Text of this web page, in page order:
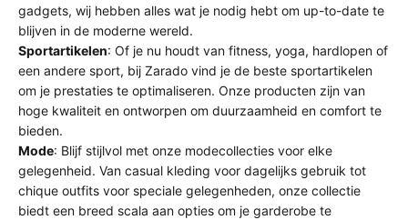
gadgets, wij hebben alles wat je nodig hebt om up-to-date te
blijven in de moderne wereld.
Sportartikelen: Of je nu houdt van fitness, yoga, hardlopen of
een andere sport, bij Zarado vind je de beste sportartikelen
om je prestaties te optimaliseren. Onze producten zijn van
hoge kwaliteit en ontworpen om duurzaamheid en comfort te
bieden.
Mode: Blijf stijlvol met onze modecollecties voor elke
gelegenheid. Van casual kleding voor dagelijks gebruik tot
chique outfits voor speciale gelegenheden, onze collectie
biedt een breed scala aan opties om je garderobe te